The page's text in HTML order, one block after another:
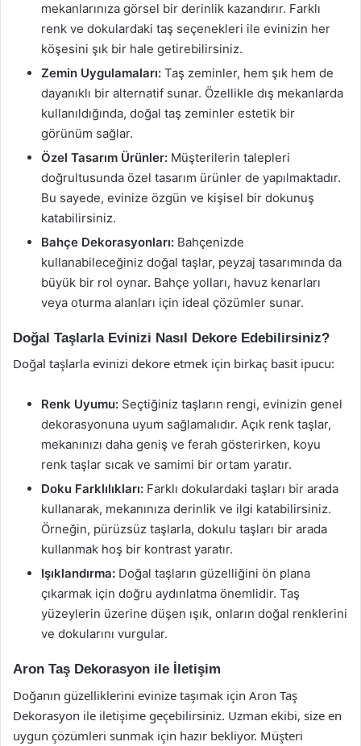
mekanlarınıza görsel bir derinlik kazandırır. Farklı
renk ve dokulardaki taş seçenekleri ile evinizin her
köşesini şık bir hale getirebilirsiniz.
Zemin Uygulamaları: Taş zeminler, hem şık hem de
dayanıklı bir alternatif sunar. Özellikle dış mekanlarda
kullanıldığında, doğal taş zeminler estetik bir
görünüm sağlar.
Özel Tasarım Ürünler: Müşterilerin talepleri
doğrultusunda özel tasarım ürünler de yapılmaktadır.
Bu sayede, evinize özgün ve kişisel bir dokunuş
katabilirsiniz.
Bahçe Dekorasyonları: Bahçenizde
kullanabileceğiniz doğal taşlar, peyzaj tasarımında da
büyük bir rol oynar. Bahçe yolları, havuz kenarları
veya oturma alanları için ideal çözümler sunar.
Doğal Taşlarla Evinizi Nasıl Dekore Edebilirsiniz?
Doğal taşlarla evinizi dekore etmek için birkaç basit ipucu:
Renk Uyumu: Seçtiğiniz taşların rengi, evinizin genel
dekorasyonuna uyum sağlamalıdır. Açık renk taşlar,
mekanınızı daha geniş ve ferah gösterirken, koyu
renk taşlar sıcak ve samimi bir ortam yaratır.
Doku Farklılıkları: Farklı dokulardaki taşları bir arada
kullanarak, mekanınıza derinlik ve ilgi katabilirsiniz.
Örneğin, pürüzsüz taşlarla, dokulu taşları bir arada
kullanmak hoş bir kontrast yaratır.
Işıklandırma: Doğal taşların güzelliğini ön plana
çıkarmak için doğru aydınlatma önemlidir. Taş
yüzeylerin üzerine düşen ışık, onların doğal renklerini
ve dokularını vurgular.
Aron Taş Dekorasyon ile İletişim
Doğanın güzelliklerini evinize taşımak için Aron Taş
Dekorasyon ile iletişime geçebilirsiniz. Uzman ekibi, size en
uygun çözümleri sunmak için hazır bekliyor. Müşteri